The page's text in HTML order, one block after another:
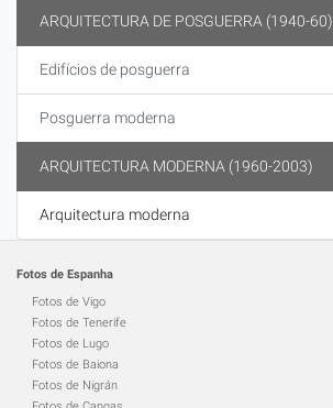
ARQUITECTURA DE POSGUERRA (1940-60)
Edifícios de posguerra
Posguerra moderna
ARQUITECTURA MODERNA (1960-2003)
Arquitectura moderna
Fotos de Espanha
Fotos de Vigo
Fotos de Tenerife
Fotos de Lugo
Fotos de Baiona
Fotos de Nigrán